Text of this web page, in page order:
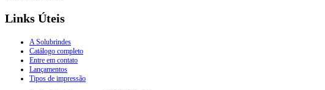
Links Úteis
A Solubrindes
Catálogo completo
Entre em contato
Lançamentos
Tipos de impressão